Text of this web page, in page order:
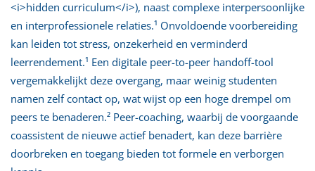
<i>hidden curriculum</i>), naast complexe interpersoonlijke
en interprofessionele relaties.¹ Onvoldoende voorbereiding
kan leiden tot stress, onzekerheid en verminderd
leerrendement.¹ Een digitale peer-to-peer handoff-tool
vergemakkelijkt deze overgang, maar weinig studenten
namen zelf contact op, wat wijst op een hoge drempel om
peers te benaderen.² Peer-coaching, waarbij de voorgaande
coassistent de nieuwe actief benadert, kan deze barrière
doorbreken en toegang bieden tot formele en verborgen